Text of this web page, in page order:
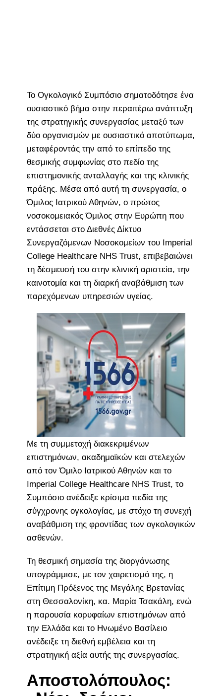
Το Ογκολογικό Συμπόσιο σηματοδότησε ένα
ουσιαστικό βήμα στην περαιτέρω ανάπτυξη
της στρατηγικής συνεργασίας μεταξύ των
δύο οργανισμών με ουσιαστικό αποτύπωμα,
μεταφέροντάς την από το επίπεδο της
θεσμικής συμφωνίας στο πεδίο της
επιστημονικής ανταλλαγής και της κλινικής
πράξης. Μέσα από αυτή τη συνεργασία, ο
Όμιλος Ιατρικού Αθηνών, ο πρώτος
νοσοκομειακός Όμιλος στην Ευρώπη που
εντάσσεται στο Διεθνές Δίκτυο
Συνεργαζόμενων Νοσοκομείων του Imperial
College Healthcare NHS Trust, επιβεβαιώνει
τη δέσμευσή του στην κλινική αριστεία, την
καινοτομία και τη διαρκή αναβάθμιση των
παρεχόμενων υπηρεσιών υγείας.
Με τη συμμετοχή διακεκριμένων
επιστημόνων, ακαδημαϊκών και στελεχών
από τον Όμιλο Ιατρικού Αθηνών και το
Imperial College Healthcare NHS Trust, το
Συμπόσιο ανέδειξε κρίσιμα πεδία της
σύγχρονης ογκολογίας, με στόχο τη συνεχή
αναβάθμιση της φροντίδας των ογκολογικών
ασθενών.
Τη θεσμική σημασία της διοργάνωσης
υπογράμμισε, με τον χαιρετισμό της, η
Επίτιμη Πρόξενος της Μεγάλης Βρετανίας
στη Θεσσαλονίκη, κα. Μαρία Τσακάλη, ενώ
η παρουσία κορυφαίων επιστημόνων από
την Ελλάδα και το Ηνωμένο Βασίλειο
ανέδειξε τη διεθνή εμβέλεια και τη
στρατηγική αξία αυτής της συνεργασίας.
Αποστολόπουλος: